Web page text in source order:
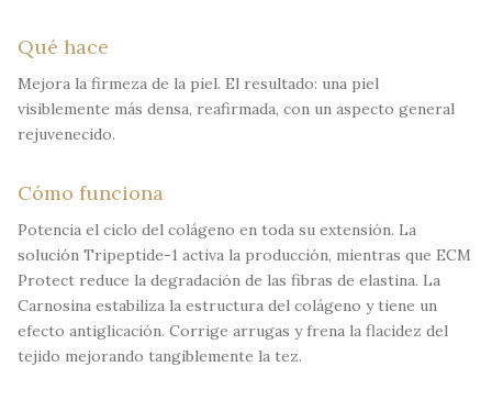
Qué hace
Mejora la firmeza de la piel. El resultado: una piel
visiblemente más densa, reafirmada, con un aspecto general
rejuvenecido.
Cómo funciona
Potencia el ciclo del colágeno en toda su extensión. La
solución Tripeptide-1 activa la producción, mientras que ECM
Protect reduce la degradación de las fibras de elastina. La
Carnosina estabiliza la estructura del colágeno y tiene un
efecto antiglicación. Corrige arrugas y frena la flacidez del
tejido mejorando tangiblemente la tez.